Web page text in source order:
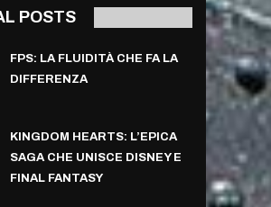
POSTS
FPS: LA FLUIDITÀ CHE FA LA
DIFFERENZA
KINGDOM HEARTS: L’EPICA
SAGA CHE UNISCE DISNEY E
FINAL FANTASY